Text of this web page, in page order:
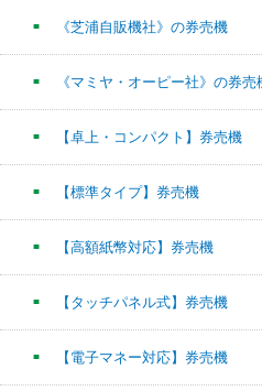
《芝浦自販機社》の券売機
《マミヤ・オーピー社》の券売
【卓上・コンパクト】券売機
【標準タイプ】券売機
【高額紙幣対応】券売機
【タッチパネル式】券売機
【電子マネー対応】券売機